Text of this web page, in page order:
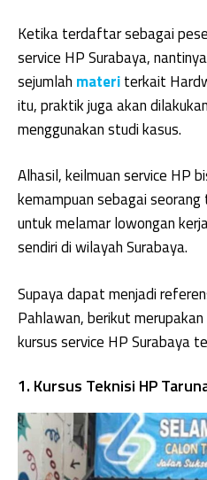
Ketika terdaftar sebagai
service HP Surabaya,
sejumlah materiterkait
itu, praktik juga akan
menggunakan studi kasus.
Alhasil, keilmuan service HP
kemampuan sebagai
untuk melamar lowongan
sendiri di wilayah Surabaya.
Supaya dapat menjadi
Pahlawan, berikut
kursus service HP Surabaya
1. Kursus Teknisi HP